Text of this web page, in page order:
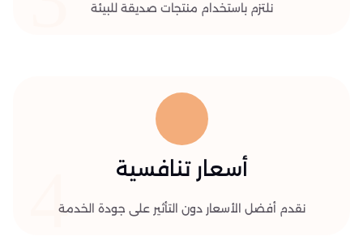
نلتزم باستخدام منتجات صديقة للبيئة
أسعار تنافسية
نقدم أفضل الأسعار دون التأثير على جودة الخدمة
4